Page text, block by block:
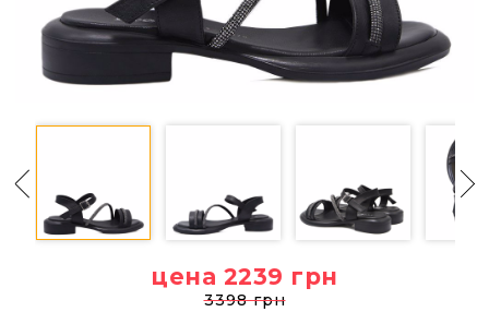
цена 2239 грн
3398 грн